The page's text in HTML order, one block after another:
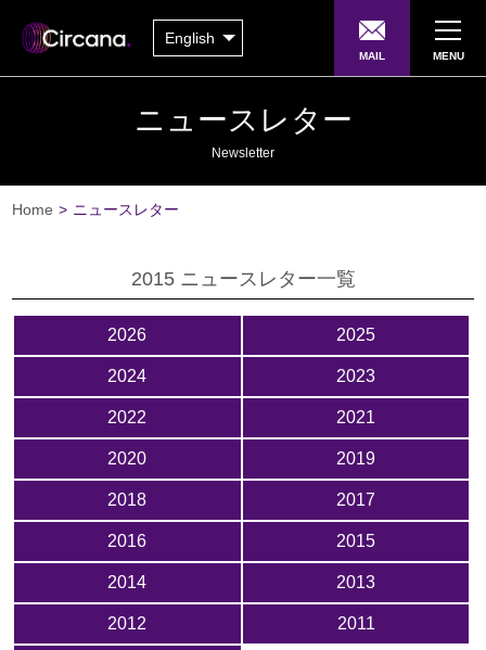
English
MAIL MENU
ニュースレター
Newsletter
Home > ニュースレター
2015 ニュースレター一覧
2026 2025
2024 2023
2022 2021
2020 2019
2018 2017
2016 2015
2014 2013
2012 2011